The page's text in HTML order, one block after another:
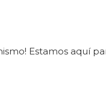
Estamos aquí